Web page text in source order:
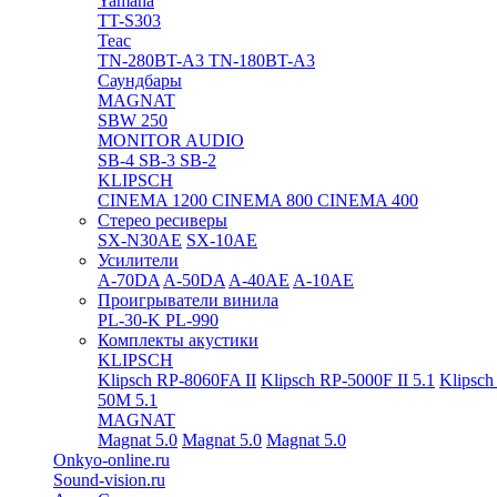
TT-S303
Teac
TN-280BT-A3 TN-180BT-A3
Саундбары
MAGNAT
SBW 250
MONITOR AUDIO
SB-4 SB-3 SB-2
KLIPSCH
CINEMA 1200 CINEMA 800 CINEMA 400
Стерео ресиверы
SX-N30AE SX-10AE
Усилители
A-70DA A-50DA A-40AE A-10AE
Проигрыватели винила
PL-30-K PL-990
Комплекты акустики
KLIPSCH
Klipsch RP-8060FA II Klipsch RP-5000F II 5.1 Klipsch
50M 5.1
MAGNAT
Magnat 5.0 Magnat 5.0 Magnat 5.0
Onkyo-online.ru
Sound-vision.ru